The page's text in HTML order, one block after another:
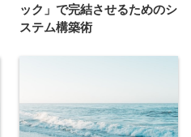
ック」で完結させるためのシ
ステム構築術